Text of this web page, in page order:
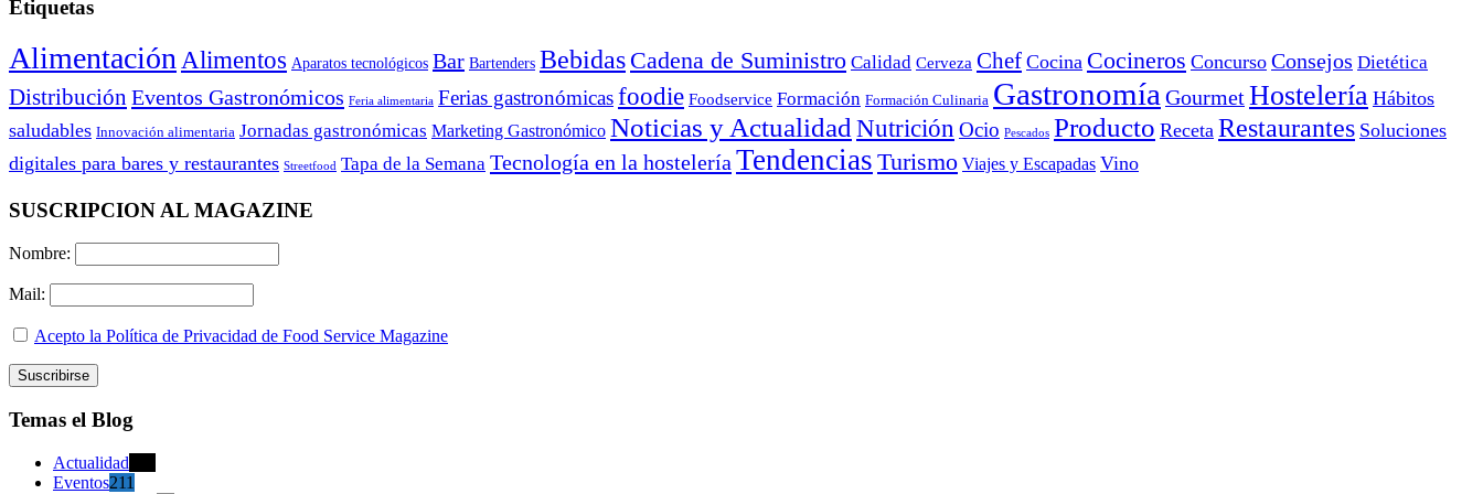
Etiquetas
Alimentación Alimentos Aparatos tecnológicos Bar Bartenders Bebidas Cadena de Suministro Calidad Cerveza Chef Cocina Cocineros Concurso Consejos Dietética
Distribución Eventos Gastronómicos Feria alimentaria Ferias gastronómicasfoodie Foodservice Formación Formación Culinaria Gastronomía GourmetHostelería Hábitos
saludables Innovación alimentaria Jornadas gastronómicas Marketing Gastronómico Noticias y Actualidad Nutrición Ocio Pescados Producto Receta Restaurantes Soluciones
digitales para bares y restaurantes Streetfood Tapa de la Semana Tecnología en la hostelería Tendencias Turismo Viajes y Escapadas Vino
SUSCRIPCION AL MAGAZINE
Nombre:
Mail:
Acepto la Política de Privacidad de Food Service Magazine
Temas el Blog
Actualidad
Eventos211